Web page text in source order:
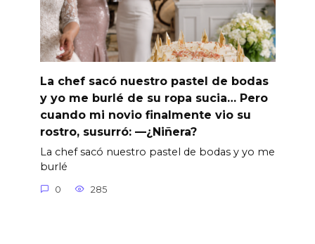
La chef sacó nuestro pastel de bodas
y yo me burlé de su ropa sucia… Pero
cuando mi novio finalmente vio su
rostro, susurró: —¿Niñera?
La chef sacó nuestro pastel de bodas y yo me
burlé
0 285